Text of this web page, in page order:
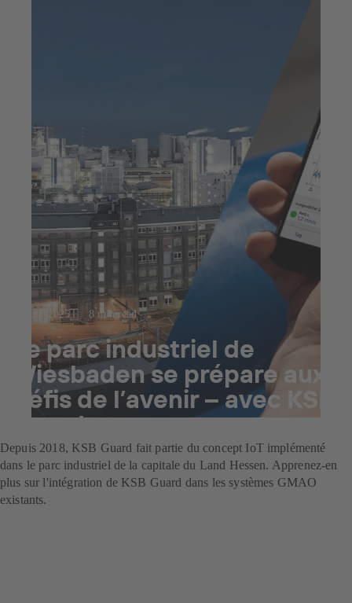
23 juil. 2025 8 min read
Le parc industriel de
Wiesbaden se prépare aux
défis de l’avenir – avec KSB
Guard
Depuis 2018, KSB Guard fait partie du concept IoT implémenté
dans le parc industriel de la capitale du Land Hessen. Apprenez-en
plus sur l'intégration de KSB Guard dans les systèmes GMAO
existants.